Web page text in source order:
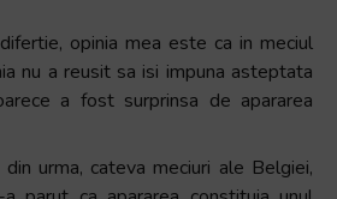
opinia mea este ca in meciul
nu a reusit sa isi impuna asteptata
a fost surprinsa de apararea
urma, cateva meciuri ale Belgiei,